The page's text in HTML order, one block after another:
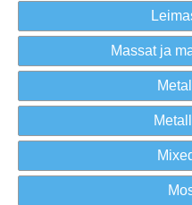
Massat ja